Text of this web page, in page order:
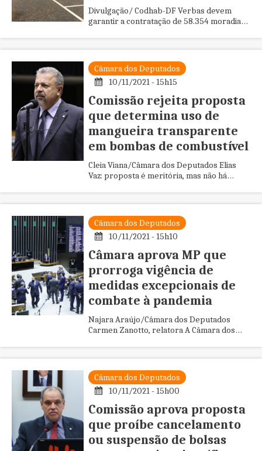
Divulgação/ Codhab-DF Verbas devem
garantir a contratação de 58.354 moradias
Câmara dos Deputados
10/11/2021 - 15h15
Comissão rejeita proposta
que determina uso de
mangueira transparente
em bombas de combustível
Cleia Viana/Câmara dos Deputados Elias
Vaz: proposta é meritória, mas não há
Câmara dos Deputados
10/11/2021 - 15h10
Câmara aprova MP que
prorroga vigência de
medidas excepcionais de
combate à pandemia
Najara Araújo/Câmara dos Deputados
Carmen Zanotto, relatora A Câmara dos
Câmara dos Deputados
10/11/2021 - 15h00
Comissão aprova proposta
que proíbe cancelamento
ou suspensão de bolsas